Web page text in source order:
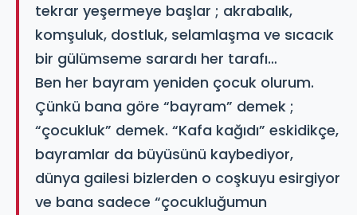
tekrar yeşermeye başlar ; akrabalık,
komşuluk, dostluk, selamlaşma ve sıcacık
bir gülümseme sarardı her tarafı…
Ben her bayram yeniden çocuk olurum.
Çünkü bana göre “bayram” demek ;
“çocukluk” demek. “Kafa kağıdı” eskidikçe,
bayramlar da büyüsünü kaybediyor,
dünya gailesi bizlerden o coşkuyu esirgiyor
ve bana sadece “çocukluğumun